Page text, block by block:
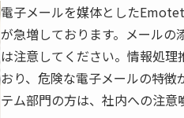
電子メールを媒体としたEmotet
が急増しております。メール
は注意してください。情報処理
おり、危険な電子メールの特
テム部門の方は、社内への注意